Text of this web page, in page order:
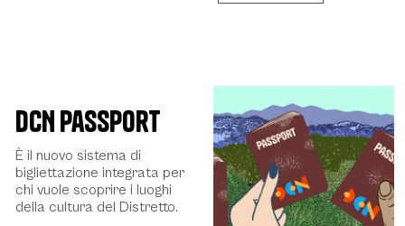
DCN Passport
È il nuovo sistema di
bigliettazione integrata per
chi vuole scoprire i luoghi
della cultura del Distretto.